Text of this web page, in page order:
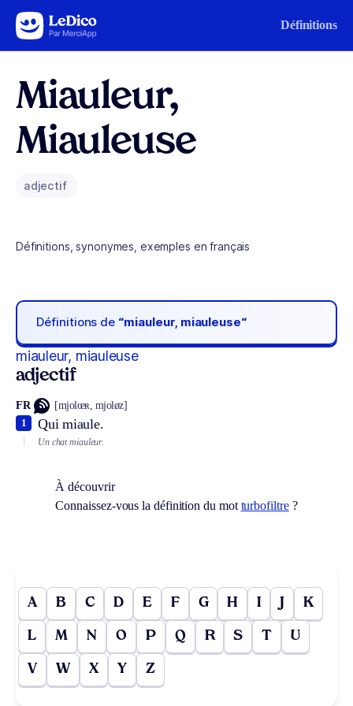
Aller au contenu Définitions
Miauleur,
Miauleuse
adjectif
Définitions, synonymes, exemples en français
Définitions de “miauleur, miauleuse“
miauleur, miauleuse
adjectif
FR [mjolœʀ, mjoløz]
Qui miaule.
1
Un chat miauleur.
À découvrir
Connaissez-vous la définition du mot turbofiltre?
A B C D E F G H I J K
L M N O P Q R S T U
V W X Y Z